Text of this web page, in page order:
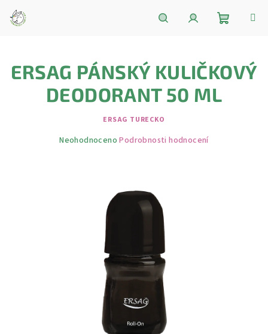
obsah
košík
ERSAG PÁNSKÝ KULIČKOVÝ
DEODORANT 50 ML
ERSAG TURECKO
Průměrné
Neohodnoceno Podrobnosti hodnocení